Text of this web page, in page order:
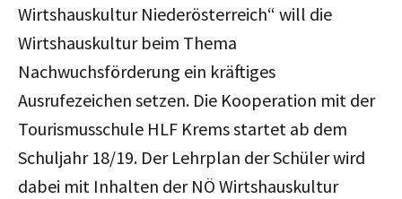
Wirtshauskultur Niederösterreich“ will die
Wirtshauskultur beim Thema
Nachwuchsförderung ein kräftiges
Ausrufezeichen setzen. Die Kooperation mit der
Tourismusschule HLF Krems startet ab dem
Schuljahr 18/19. Der Lehrplan der Schüler wird
dabei mit Inhalten der NÖ Wirtshauskultur